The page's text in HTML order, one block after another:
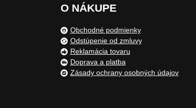
O NÁKUPE
Obchodné podmienky
Odstúpenie od zmluvy
Reklamácia tovaru
Doprava a platba
Zásady ochrany osobných údajov